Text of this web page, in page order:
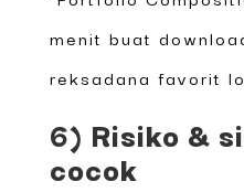
menit buat
reksadana favorit
6) Risiko &
cocok